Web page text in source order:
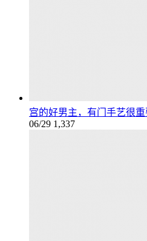
宫的好男主，有门手艺很
06/29 1,337